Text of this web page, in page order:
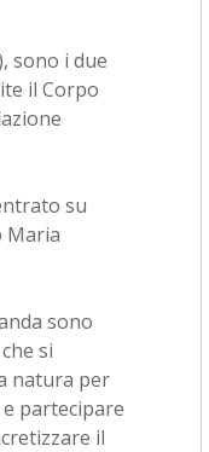
sono i due
il Corpo
su
Maria
sono
si
natura per
partecipare
il